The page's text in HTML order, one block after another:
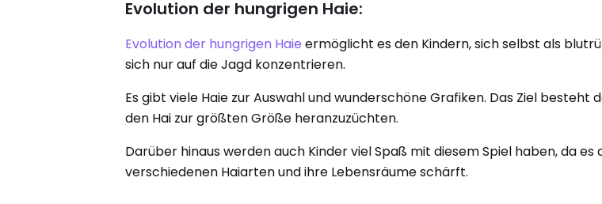
Evolution der hungrigen Haie:
Evolution der hungrigen Haie ermöglicht es den Kindern, sich selbst als
sich nur auf die Jagd konzentrieren.
Es gibt viele Haie zur Auswahl und wunderschöne Grafiken. Das Ziel besteht
den Hai zur größten Größe heranzuzüchten.
Darüber hinaus werden auch Kinder viel Spaß mit diesem Spiel haben, da es
verschiedenen Haiarten und ihre Lebensräume schärft.